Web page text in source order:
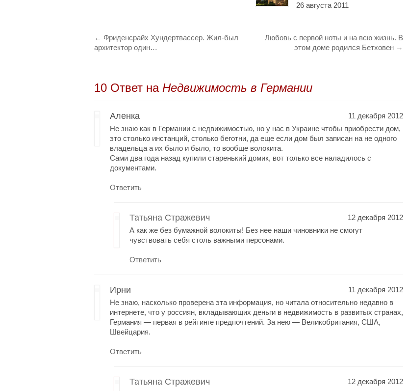
26 августа 2011
← Фриденсрайх Хундертвассер. Жил-был
архитектор один…
Любовь с первой ноты и на всю жизнь. В
этом доме родился Бетховен →
10 Oтвет на Недвижимость в Германии
Аленка
11 декабря 2012
Не знаю как в Германии с недвижимостью, но у нас в Украине чтобы приобрести дом,
это столько инстанций, столько беготни, да еще если дом был записан на не одного
владельца а их было и было, то вообще волокита.
Сами два года назад купили старенький домик, вот только все наладилось с
документами.
Ответить
Татьяна Стражевич
12 декабря 2012
А как же без бумажной волокиты! Без нее наши чиновники не смогут
чувствовать себя столь важными персонами.
Ответить
Ирни
11 декабря 2012
Не знаю, насколько проверена эта информация, но читала относительно недавно в
интернете, что у россиян, вкладывающих деньги в недвижимость в развитых странах,
Германия — первая в рейтинге предпочтений. За нею — Великобритания, США,
Швейцария.
Ответить
Татьяна Стражевич
12 декабря 2012